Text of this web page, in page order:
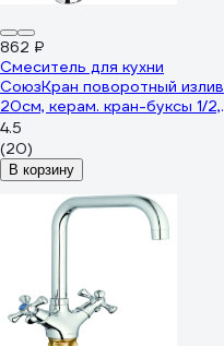
862 ₽
Смеситель для кухни
СоюзКран поворотный излив
20см, керам. кран-буксы 1/2,
хром, SK01-T215 566-010
4.5
(20)
В корзину